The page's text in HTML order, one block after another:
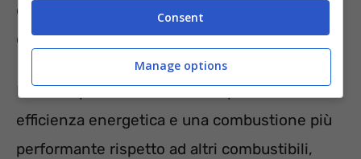
crescita, rendendola di fatto neutra in termini
di carbonio.
Inoltre il pellet si caratterizza per l’alta
efficienza energetica e una combustione più
performante rispetto ad altri combustibili,
Consent
Manage options